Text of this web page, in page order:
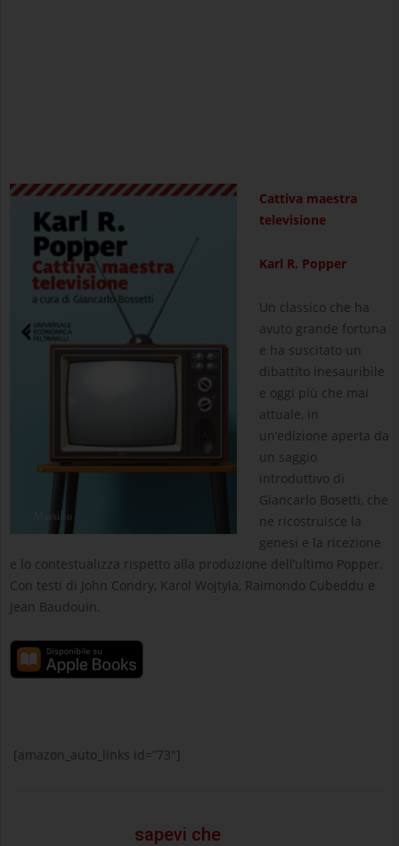
Cattiva maestra
televisione
Karl R. Popper
Un classico che ha
avuto grande fortuna
e ha suscitato un
dibattito inesauribile
e oggi più che mai
attuale, in
un’edizione aperta da
un saggio
introduttivo di
Giancarlo Bosetti, che
ne ricostruisce la
genesi e la ricezione
e lo contestualizza rispetto alla produzione dell’ultimo Popper.
Con testi di John Condry, Karol Wojtyla, Raimondo Cubeddu e
Jean Baudouin.
[amazon_auto_links id=”73″]
sapevi che